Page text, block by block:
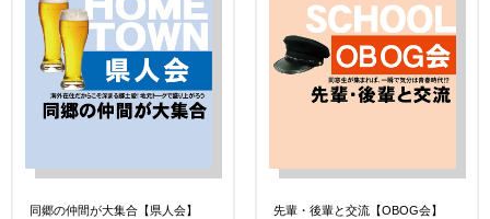
同郷の仲間が大集合【県人会】 先輩・後輩と交流【OBOG会】